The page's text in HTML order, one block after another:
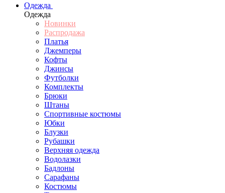
Одежда
Одежда
Новинки
Распродажа
Платья
Джемперы
Кофты
Джинсы
Футболки
Комплекты
Брюки
Штаны
Спортивные костюмы
Юбки
Блузки
Рубашки
Верхняя одежда
Водолазки
Бадлоны
Сарафаны
Костюмы